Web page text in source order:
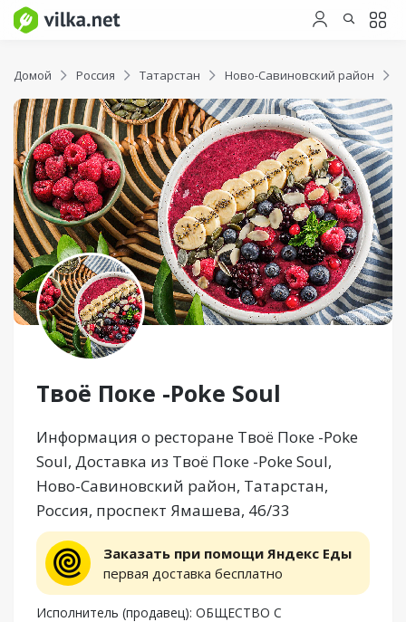
Домой Россия Татарстан Ново-Савиновский район
Твоё Поке -Poke Soul
Информация о ресторане Твоё Поке -Poke
Soul, Доставка из Твоё Поке -Poke Soul,
Ново-Савиновский район, Татарстан,
Россия, проспект Ямашева, 46/33
Заказать при помощи Яндекс Еды
первая доставка бесплатно
Исполнитель (продавец): ОБЩЕСТВО С